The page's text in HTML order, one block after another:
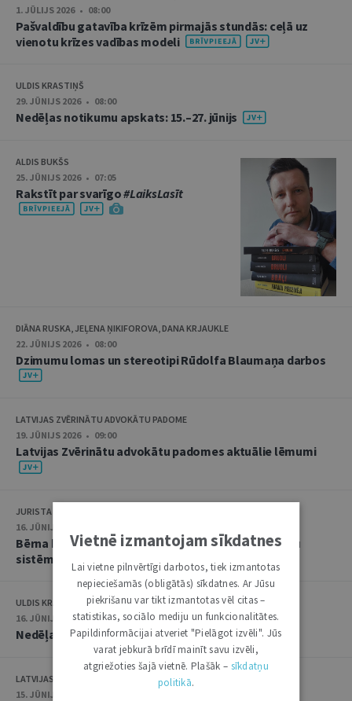
1. JŪLIJS 2026 • 08:00
Pašvaldību gatavība krīzēm pirmajās stundās: ceļā uz
vienotu krīzes vadības modeli
ULDIS KRASTIŅŠ
29. JŪNIJS 2026 • 08:00
Nedēļas notikumu apskats: 15.–27. jūnijs
ALDIS BUKŠS
25. JŪNIJS 2026 • 07:05
Rakstīt par svarīgo#LaiksLasīt
DIĀNA RUSKA, JEĻENA ŅIKIFOROVA, DANA KRJAUKLE
22. JŪNIJS 2026 • 08:00
Dzimumu lomas un stereotipi Rūdolfa Blaumaņa darbos
LATVIJAS ZVĒRINĀTU ADVOKĀTU PADOME
19. JŪNIJS 2026 • 09:00
Latvijas Zvērinātu advokātu padomes aktuālie lēmumi
JURISTA VĀRDS
16. JŪNIJS 2026 • 08:15
Bērna balss un starptautiskie līgumi Latvijas tiesību
sistēmā
ULDIS KRASTIŅŠ
16. JŪNIJS 2026 • 08:00
Nedēļas notikumu apskats: 8.-12. jūnijs
LATVIJAS ZVĒRINĀTU ADVOKĀTU PADOME
15. JŪNIJS 2026 • 14:22
Vietnē izmantojam sīkdatnes
Lai vietne pilnvērtīgi darbotos, tiek izmantotas
nepieciešamās (obligātās) sīkdatnes. Ar Jūsu
piekrišanu var tikt izmantotas vēl citas –
statistikas, sociālo mediju un funkcionalitātes.
Papildinformācijai atveriet "Pielāgot izvēli". Jūs
varat jebkurā brīdī mainīt savu izvēli,
atgriežoties šajā vietnē. Plašāk – sīkdatņu
politikā.